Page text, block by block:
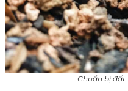
Chuẩn bị